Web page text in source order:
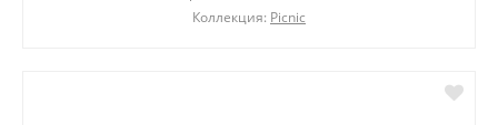
Коллекция: Picnic